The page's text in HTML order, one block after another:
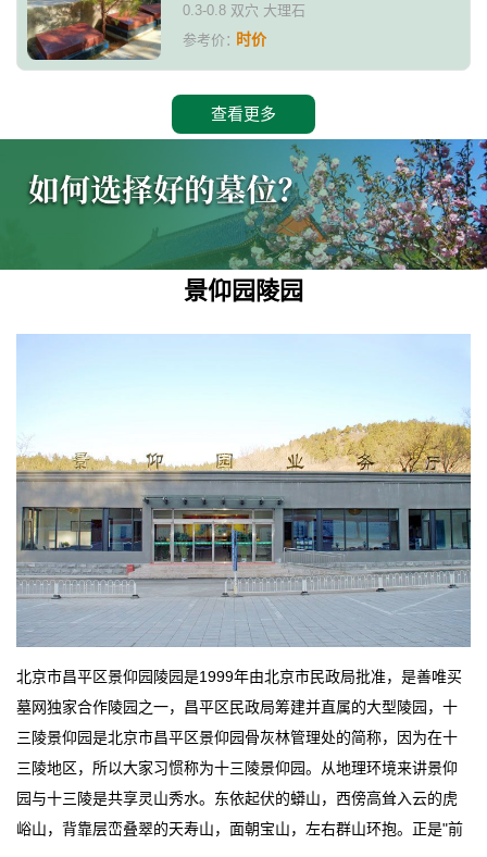
0.3-0.8 双穴 大理石
参考价：时价
查看更多
景仰园陵园
北京市昌平区景仰园陵园是1999年由北京市民政局批准，是善唯买
墓网独家合作陵园之一，昌平区民政局筹建并直属的大型陵园，十
三陵景仰园是北京市昌平区景仰园骨灰林管理处的简称，因为在十
三陵地区，所以大家习惯称为十三陵景仰园。从地理环境来讲景仰
园与十三陵是共享灵山秀水。东依起伏的蟒山，西傍高耸入云的虎
峪山，背靠层峦叠翠的天寿山，面朝宝山，左右群山环抱。正是"前